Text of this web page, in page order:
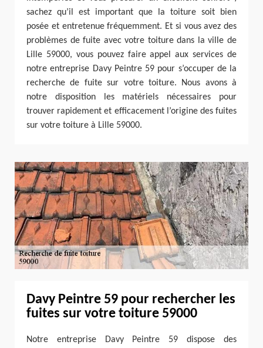
sachez qu’il est important que la toiture soit bien
posée et entretenue fréquemment. Et si vous avez des
problèmes de fuite avec votre toiture dans la ville de
Lille 59000, vous pouvez faire appel aux services de
notre entreprise Davy Peintre 59 pour s’occuper de la
recherche de fuite sur votre toiture. Nous avons à
notre disposition les matériels nécessaires pour
trouver rapidement et efficacement l’origine des fuites
sur votre toiture à Lille 59000.
Davy Peintre 59 pour rechercher les
fuites sur votre toiture 59000
Notre entreprise Davy Peintre 59 dispose des